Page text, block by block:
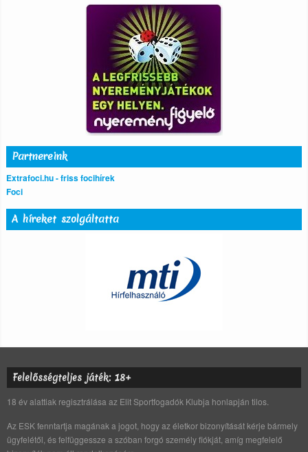
Partnereink
Extrafoci.hu - friss focihírek
Foci
A híreket szolgáltatta
Felelősségteljes játék: 18+
18 év alattiak regisztrálása az Elit Sportfogadók Klubja honlapján tilos.
Az ESK fenntartja magának a jogot, hogy az életkor bizonyítását kérje bármely
ügyfelétől, és felfüggessze a szóban forgó személy fiókját, amíg megfelelő